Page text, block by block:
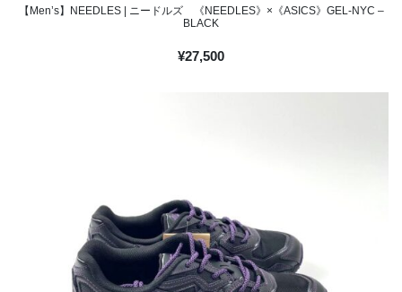
【Men’s】NEEDLES | ニードルズ 《NEEDLES》×《ASICS》GEL-NYC –
BLACK
¥27,500